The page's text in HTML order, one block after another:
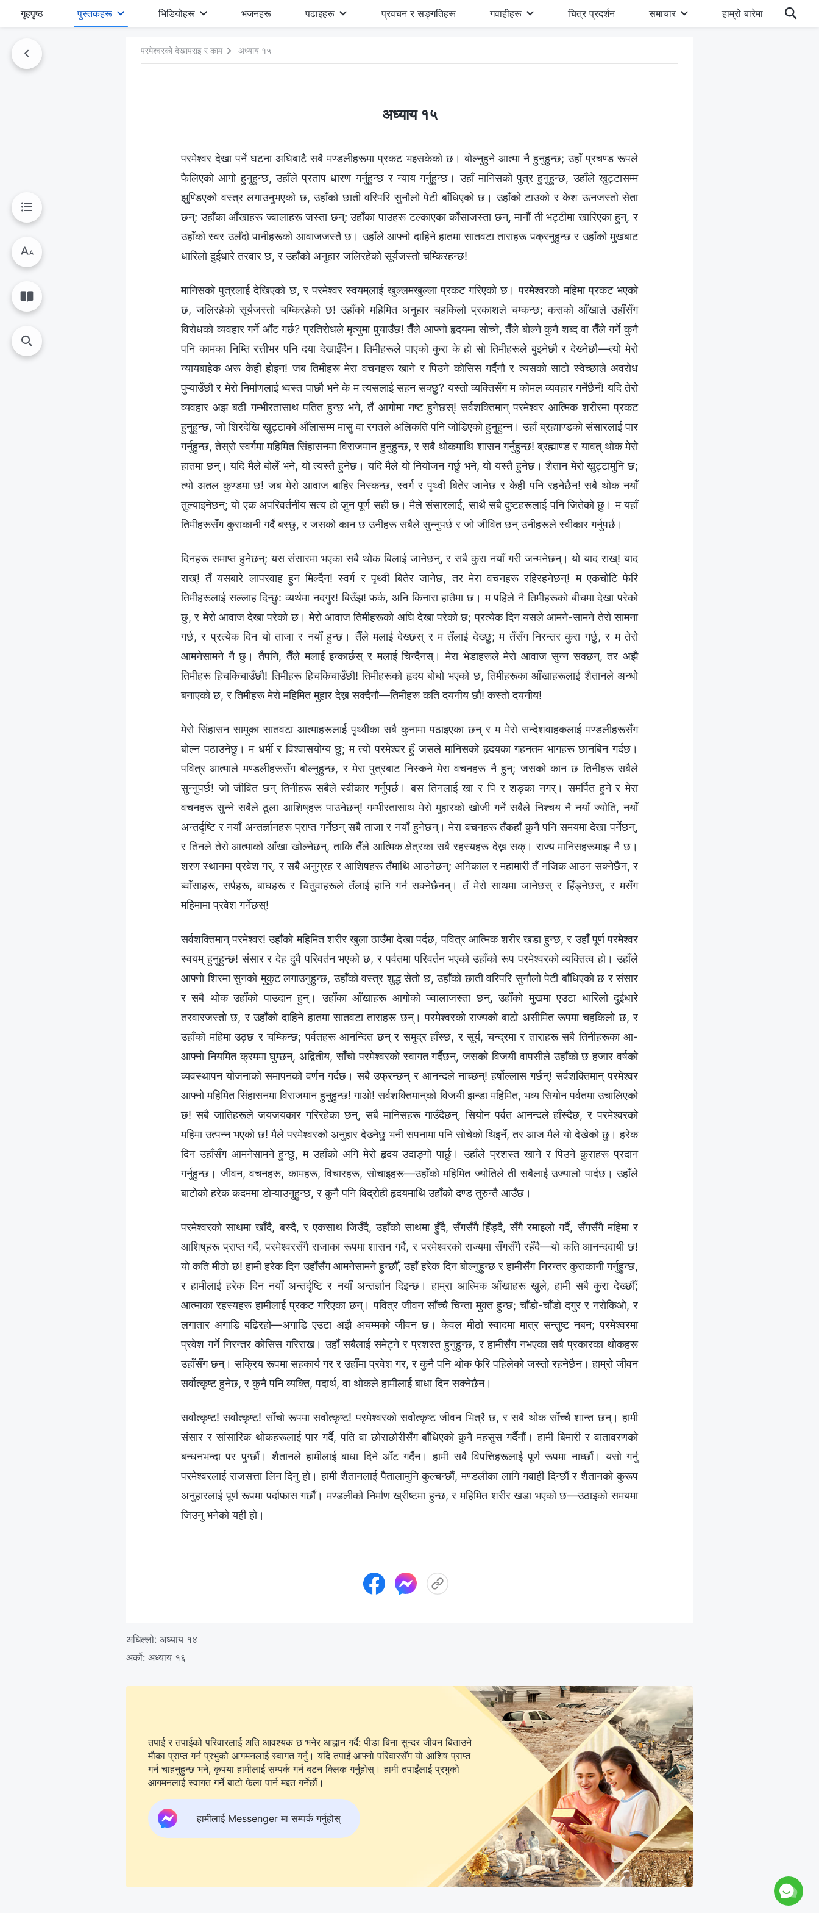
गृहपृष्ठ पुस्तकहरू भिडियोहरू भजनहरू पढाइहरू प्रवचन र सङ्गतिहरू गवाहीहरू चित्र प्रदर्शन समाचार हाम्रो बारेमा
परमेश्‍वरको देखापराइ र काम अध्याय १५
अध्याय १५
परमेश्‍वर देखा पर्ने घटना अघिबाटै सबै मण्डलीहरूमा प्रकट भइसकेको छ। बोल्नुहुने आत्मा नै हुनुहुन्छ; उहाँ प्रचण्ड रूपले
फैलिएको आगो हुनुहुन्छ, उहाँले प्रताप धारण गर्नुहुन्छ र न्याय गर्नुहुन्छ। उहाँ मानिसको पुत्र हुनुहुन्छ, उहाँले खुट्टासम्‍म
झुण्डिएको वस्‍त्र लगाउनुभएको छ, उहाँको छाती वरिपरि सुनौलो पेटी बाँधिएको छ। उहाँको टाउको र केश ऊनजस्तो सेता
छन्; उहाँका आँखाहरू ज्वालाहरू जस्ता छन्; उहाँका पाउहरू टल्काएका काँसाजस्ता छन्, मानौं ती भट्टीमा खारिएका हुन्, र
उहाँको स्वर उर्लँदो पानीहरूको आवाजजस्तै छ। उहाँले आफ्नो दाहिने हातमा सातवटा ताराहरू पक्रनुहुन्छ र उहाँको मुखबाट
धारिलो दुईधारे तरवार छ, र उहाँको अनुहार जलिरहेको सूर्यजस्तो चम्किरहन्छ!
मानिसको पुत्रलाई देखिएको छ, र परमेश्‍वर स्वयम्‌लाई खुल्लमखुल्ला प्रकट गरिएको छ। परमेश्‍वरको महिमा प्रकट भएको
छ, जलिरहेको सूर्यजस्तो चम्किरहेको छ! उहाँको महिमित अनुहार चहकिलो प्रकाशले चम्कन्छ; कसको आँखाले उहाँसँग
विरोधको व्यवहार गर्ने आँट गर्छ? प्रतिरोधले मृत्युमा पुर्‍याउँछ! तैँले आफ्नो हृदयमा सोच्‍ने, तैँले बोल्‍ने कुनै शब्द वा तैँले गर्ने कुनै
पनि कामका निम्ति रत्तीभर पनि दया देखाइँदैन। तिमीहरूले पाएको कुरा के हो सो तिमीहरूले बुझ्‍नेछौ र देख्‍नेछौ—त्यो मेरो
न्यायबाहेक अरू केही होइन! जब तिमीहरू मेरा वचनहरू खाने र पिउने कोसिस गर्दैनौ र त्यसको साटो स्वेच्छाले अवरोध
पुऱ्याउँछौ र मेरो निर्माणलाई ध्वस्त पार्छौ भने के म त्यसलाई सहन सक्छु? यस्तो व्यक्तिसँग म कोमल व्यवहार गर्नेछैनँ! यदि तेरो
व्यवहार अझ बढी गम्भीरतासाथ पतित हुन्छ भने, तँ आगोमा नष्ट हुनेछस्! सर्वशक्तिमान्‌ परमेश्‍वर आत्मिक शरीरमा प्रकट
हुनुहुन्छ, जो शिरदेखि खुट्टाको औँलासम्म मासु वा रगतले अलिकति पनि जोडिएको हुनुहुन्‍न। उहाँ ब्रह्माण्डको संसारलाई पार
गर्नुहुन्छ, तेस्रो स्वर्गमा महिमित सिंहासनमा विराजमान हुनुहुन्छ, र सबै थोकमाथि शासन गर्नुहुन्छ! ब्रह्माण्ड र यावत् थोक मेरो
हातमा छन्। यदि मैले बोलेँ भने, यो त्यस्तै हुनेछ। यदि मैले यो नियोजन गर्छु भने, यो यस्तै हुनेछ। शैतान मेरो खुट्टामुनि छ;
त्यो अतल कुण्डमा छ! जब मेरो आवाज बाहिर निस्कन्छ, स्वर्ग र पृथ्वी बितेर जानेछ र केही पनि रहनेछैन! सबै थोक नयाँ
तुल्याइनेछन्; यो एक अपरिवर्तनीय सत्य हो जुन पूर्ण सही छ। मैले संसारलाई, साथै सबै दुष्टहरूलाई पनि जितेको छु। म यहाँ
तिमीहरूसँग कुराकानी गर्दै बस्छु, र जसको कान छ उनीहरू सबैले सुन्नुपर्छ र जो जीवित छन् उनीहरूले स्वीकार गर्नुपर्छ।
दिनहरू समाप्त हुनेछन्; यस संसारमा भएका सबै थोक बिलाई जानेछन्, र सबै कुरा नयाँ गरी जन्मनेछन्। यो याद राख्! याद
राख्! तँ यसबारे लापरवाह हुन मिल्दैन! स्वर्ग र पृथ्वी बितेर जानेछ, तर मेरा वचनहरू रहिरहनेछन्! म एकचोटि फेरि
तिमीहरूलाई सल्लाह दिन्छु: व्यर्थमा नदगुर! बिउँझ! फर्क, अनि किनारा हातैमा छ। म पहिले नै तिमीहरूको बीचमा देखा परेको
छु, र मेरो आवाज देखा परेको छ। मेरो आवाज तिमीहरूको अघि देखा परेको छ; प्रत्येक दिन यसले आमने-सामने तेरो सामना
गर्छ, र प्रत्येक दिन यो ताजा र नयाँ हुन्छ। तैँले मलाई देख्छस् र म तँलाई देख्छु; म तँसँग निरन्तर कुरा गर्छु, र म तेरो
आमनेसामने नै छु। तैपनि, तैँले मलाई इन्कार्छस् र मलाई चिन्दैनस्। मेरा भेडाहरूले मेरो आवाज सुन्न सक्छन्, तर अझै
तिमीहरू हिचकिचाउँछौ! तिमीहरू हिचकिचाउँछौ! तिमीहरूको हृदय बोधो भएको छ, तिमीहरूका आँखाहरूलाई शैतानले अन्धो
बनाएको छ, र तिमीहरू मेरो महिमित मुहार देख्न सक्दैनौ—तिमीहरू कति दयनीय छौ! कस्तो दयनीय!
मेरो सिंहासन सामुका सातवटा आत्माहरूलाई पृथ्वीका सबै कुनामा पठाइएका छन् र म मेरो सन्देशवाहकलाई मण्डलीहरूसँग
बोल्न पठाउनेछु। म धर्मी र विश्‍वासयोग्य छु; म त्यो परमेश्‍वर हुँ जसले मानिसको हृदयका गहनतम भागहरू छानबिन गर्दछ।
पवित्र आत्माले मण्डलीहरूसँग बोल्नुहुन्छ, र मेरा पुत्रबाट निस्कने मेरा वचनहरू नै हुन्; जसको कान छ तिनीहरू सबैले
सुन्नुपर्छ! जो जीवित छन् तिनीहरू सबैले स्वीकार गर्नुपर्छ। बस तिनलाई खा र पि र शङ्का नगर्। समर्पित हुने र मेरा
वचनहरू सुन्ने सबैले ठूला आशिष्‌हरू पाउनेछन्! गम्भीरतासाथ मेरो मुहारको खोजी गर्ने सबैले निश्चय नै नयाँ ज्योति, नयाँ
अन्तर्दृष्टि र नयाँ अन्तर्ज्ञानहरू प्राप्त गर्नेछन् सबै ताजा र नयाँ हुनेछन्। मेरा वचनहरू तँकहाँ कुनै पनि समयमा देखा पर्नेछन्,
र तिनले तेरो आत्माको आँखा खोल्नेछन्, ताकि तैँले आत्मिक क्षेत्रका सबै रहस्यहरू देख्न सक्। राज्य मानिसहरूमाझ नै छ।
शरण स्थानमा प्रवेश गर्, र सबै अनुग्रह र आशिषहरू तँमाथि आउनेछन्; अनिकाल र महामारी तँ नजिक आउन सक्नेछैन, र
ब्‍वाँसाहरू, सर्पहरू, बाघहरू र चितुवाहरूले तँलाई हानि गर्न सक्नेछैनन्। तँ मेरो साथमा जानेछस् र हिँड्नेछस्, र मसँग
महिमामा प्रवेश गर्नेछस्!
सर्वशक्तिमान् परमेश्‍वर! उहाँको महिमित शरीर खुला ठाउँमा देखा पर्दछ, पवित्र आत्मिक शरीर खडा हुन्छ, र उहाँ पूर्ण परमेश्‍वर
स्वयम्‌ हुनुहुन्छ! संसार र देह दुवै परिवर्तन भएको छ, र पर्वतमा परिवर्तन भएको उहाँको रूप परमेश्‍वरको व्यक्तित्व हो। उहाँले
आफ्नो शिरमा सुनको मुकुट लगाउनुहुन्छ, उहाँको वस्त्र शुद्ध सेतो छ, उहाँको छाती वरिपरि सुनौलो पेटी बाँधिएको छ र संसार
र सबै थोक उहाँको पाउदान हुन्। उहाँका आँखाहरू आगोको ज्वालाजस्ता छन्, उहाँको मुखमा एउटा धारिलो दुईधारे
तरवारजस्तो छ, र उहाँको दाहिने हातमा सातवटा ताराहरू छन्। परमेश्‍वरको राज्यको बाटो असीमित रूपमा चहकिलो छ, र
उहाँको महिमा उठ्छ र चम्किन्छ; पर्वतहरू आनन्दित छन् र समुद्र हाँस्छ, र सूर्य, चन्द्रमा र ताराहरू सबै तिनीहरूका आ-
आफ्नो नियमित क्रममा घुम्छन्, अद्वितीय, साँचो परमेश्‍वरको स्वागत गर्दैछन्, जसको विजयी वापसीले उहाँको छ हजार वर्षको
व्यवस्थापन योजनाको समापनको वर्णन गर्दछ। सबै उफ्रन्छन् र आनन्दले नाच्छन्! हर्षोल्‍लास गर्छन्! सर्वशक्तिमान् परमेश्‍वर
आफ्नो महिमित सिंहासनमा विराजमान हुनुहुन्छ! गाओ! सर्वशक्तिमान्‌को विजयी झन्डा महिमित, भव्य सियोन पर्वतमा उचालिएको
छ! सबै जातिहरूले जयजयकार गरिरहेका छन्, सबै मानिसहरू गाउँदैछन्, सियोन पर्वत आनन्दले हाँस्दैछ, र परमेश्‍वरको
महिमा उत्पन्न भएको छ! मैले परमेश्‍वरको अनुहार देख्‍नेछु भनी सपनामा पनि सोचेको थिइनँ, तर आज मैले यो देखेको छु। हरेक
दिन उहाँसँग आमनेसामने हुन्छु, म उहाँको अगि मेरो हृदय उदाङ्गो पार्छु। उहाँले प्रशस्त खाने र पिउने कुराहरू प्रदान
गर्नुहुन्छ। जीवन, वचनहरू, कामहरू, विचारहरू, सोचाइहरू—उहाँको महिमित ज्योतिले ती सबैलाई उज्यालो पार्दछ। उहाँले
बाटोको हरेक कदममा डोऱ्याउनुहुन्छ, र कुनै पनि विद्रोही हृदयमाथि उहाँको दण्ड तुरुन्‍तै आउँछ।
परमेश्‍वरको साथमा खाँदै, बस्दै, र एकसाथ जिउँदै, उहाँको साथमा हुँदै, सँगसँगै हिँड्दै, सँगै रमाइलो गर्दै, सँगसँगै महिमा र
आशिष्‌हरू प्राप्त गर्दै, परमेश्‍वरसँगै राजाका रूपमा शासन गर्दै, र परमेश्‍वरको राज्यमा सँगसँगै रहँदै—यो कति आनन्ददायी छ!
यो कति मीठो छ! हामी हरेक दिन उहाँसँग आमनेसामने हुन्छौँ, उहाँ हरेक दिन बोल्नुहुन्छ र हामीसँग निरन्तर कुराकानी गर्नुहुन्छ,
र हामीलाई हरेक दिन नयाँ अन्तर्दृष्टि र नयाँ अन्तर्ज्ञान दिइन्छ। हाम्रा आत्मिक आँखाहरू खुले, हामी सबै कुरा देख्छौँ;
आत्माका रहस्यहरू हामीलाई प्रकट गरिएका छन्। पवित्र जीवन साँच्चै चिन्ता मुक्त हुन्छ; चाँडो-चाँडो दगुर र नरोकिओ, र
लगातार अगाडि बढिरहो—अगाडि एउटा अझै अचम्मको जीवन छ। केवल मीठो स्वादमा मात्र सन्तुष्ट नबन; परमेश्‍वरमा
प्रवेश गर्ने निरन्तर कोसिस गरिराख। उहाँ सबैलाई समेट्ने र प्रशस्त हुनुहुन्छ, र हामीसँग नभएका सबै प्रकारका थोकहरू
उहाँसँग छन्। सक्रिय रूपमा सहकार्य गर र उहाँमा प्रवेश गर, र कुनै पनि थोक फेरि पहिलेको जस्तो रहनेछैन। हाम्रो जीवन
सर्वोत्कृष्ट हुनेछ, र कुनै पनि व्यक्ति, पदार्थ, वा थोकले हामीलाई बाधा दिन सक्नेछैन।
सर्वोत्कृष्ट! सर्वोत्कृष्ट! साँचो रूपमा सर्वोत्कृष्ट! परमेश्‍वरको सर्वोत्कृष्ट जीवन भित्रै छ, र सबै थोक साँच्चै शान्त छन्। हामी
संसार र सांसारिक थोकहरूलाई पार गर्दै, पति वा छोराछोरीसँग बाँधिएको कुनै महसुस गर्दैनौं। हामी बिमारी र वातावरणको
बन्धनभन्दा पर पुग्छौं। शैतानले हामीलाई बाधा दिने आँट गर्दैन। हामी सबै विपत्तिहरूलाई पूर्ण रूपमा नाघ्छौं। यसो गर्नु
परमेश्‍वरलाई राजसत्ता लिन दिनु हो। हामी शैतानलाई पैतालामुनि कुल्चन्छौं, मण्डलीका लागि गवाही दिन्छौं र शैतानको कुरूप
अनुहारलाई पूर्ण रूपमा पर्दाफास गर्छौं। मण्डलीको निर्माण ख्रीष्टमा हुन्छ, र महिमित शरीर खडा भएको छ—उठाइको समयमा
जिउनु भनेको यही हो।
अघिल्लो: अध्याय १४
अर्को: अध्याय १६
तपाई र तपाईको परिवारलाई अति आवश्यक छ भनेर आह्वान गर्दै: पीडा बिना सुन्दर जीवन बिताउने
मौका प्राप्त गर्न प्रभुको आगमनलाई स्वागत गर्नु। यदि तपाईं आफ्नो परिवारसँग यो आशिष प्राप्त
गर्न चाहनुहुन्छ भने, कृपया हामीलाई सम्पर्क गर्न बटन क्लिक गर्नुहोस्। हामी तपाईंलाई प्रभुको
आगमनलाई स्वागत गर्ने बाटो फेला पार्न मद्दत गर्नेछौं।
हामीलाई Messenger मा सम्पर्क गर्नुहोस्